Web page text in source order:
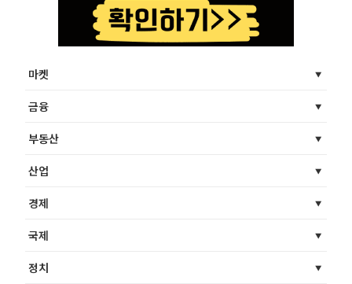
마켓
금융
부동산
산업
경제
국제
정치